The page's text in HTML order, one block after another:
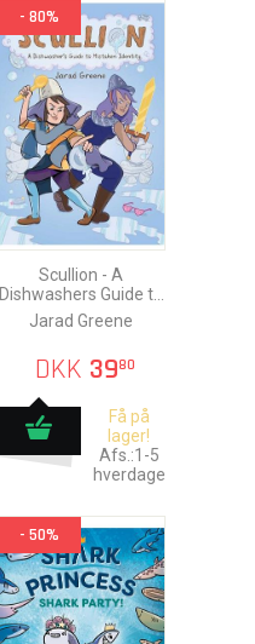
- 80%
Scullion - A
Dishwashers Guide to
Mistaken Identity
Jarad Greene
DKK 3980
Få på
lager!
Afs.:1-5
hverdage
- 50%